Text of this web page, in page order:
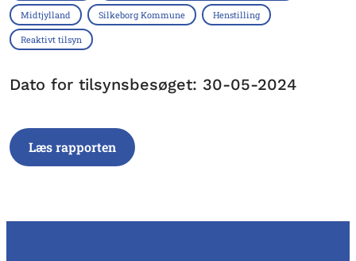
Midtjylland Silkeborg Kommune Henstilling
Reaktivt tilsyn
Dato for tilsynsbesøget: 30-05-2024
Læs rapporten